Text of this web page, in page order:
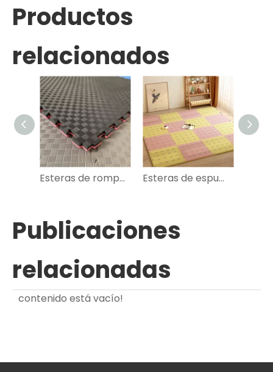
Productos
relacionados
Esteras de rompecabezas de karate de Eva Taekwondo sin deslizamiento Esteras de espuma de rompecabezas de piso de gateo de agua para bebés
Publicaciones
relacionadas
contenido está vacío!